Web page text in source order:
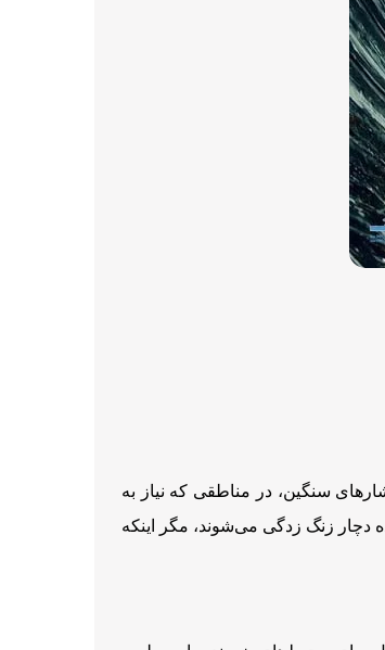
سنگین، در مناطقی که نیاز به
دچار زنگ‌ زدگی می‌شوند، مگر اینکه